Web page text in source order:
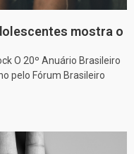
mostra o
O 20º Anuário Brasileiro
pelo Fórum Brasileiro